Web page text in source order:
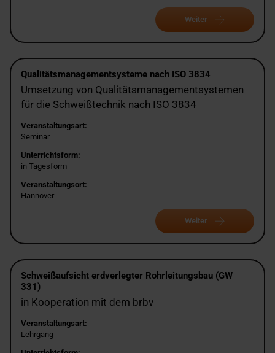
Weiter
Qualitätsmanagementsysteme nach ISO 3834
Umsetzung von Qualitätsmanagementsystemen
für die Schweißtechnik nach ISO 3834
Veranstaltungsart:
Seminar
Unterrichtsform:
in Tagesform
Veranstaltungsort:
Hannover
Weiter
Schweißaufsicht erdverlegter Rohrleitungsbau (GW
331)
in Kooperation mit dem brbv
Veranstaltungsart:
Lehrgang